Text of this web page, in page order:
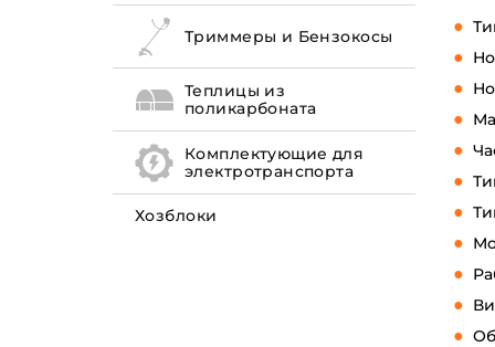
Триммеры и Бензокосы
Теплицы из
поликарбоната
Комплектующие для
электротранспорта
Хозблоки